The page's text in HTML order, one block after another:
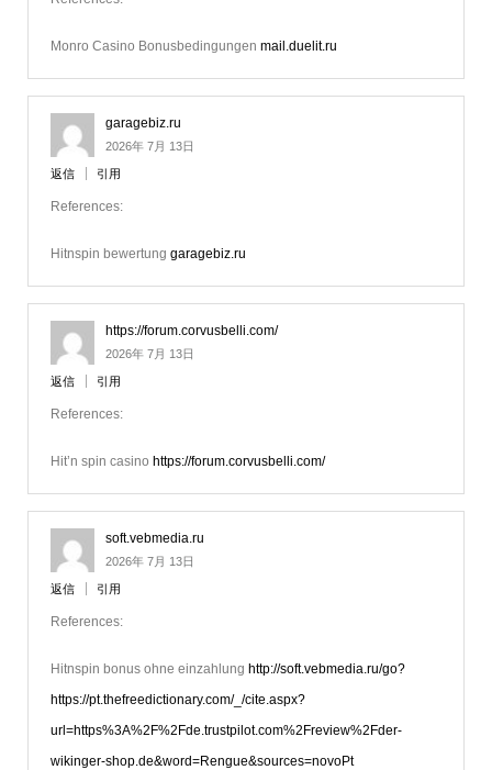
Monro Casino Bonusbedingungen mail.duelit.ru
garagebiz.ru
2026年 7月 13日
返信 引用
References:
Hitnspin bewertung garagebiz.ru
https://forum.corvusbelli.com/
2026年 7月 13日
返信 引用
References:
Hit’n spin casino https://forum.corvusbelli.com/
soft.vebmedia.ru
2026年 7月 13日
返信 引用
References:
Hitnspin bonus ohne einzahlung http://soft.vebmedia.ru/go?
https://pt.thefreedictionary.com/_/cite.aspx?
url=https%3A%2F%2Fde.trustpilot.com%2Freview%2Fder-
wikinger-shop.de&word=Rengue&sources=novoPt